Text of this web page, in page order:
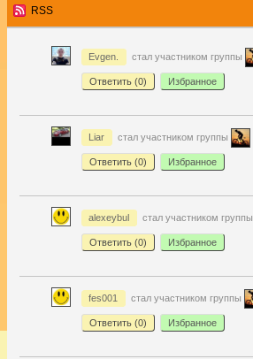
RSS
Evgen. стал участником группы
Ответить (0) Избранное
Liar стал участником группы
Ответить (0) Избранное
alexeybul стал участником группы
Ответить (0) Избранное
fes001 стал участником группы
Ответить (0) Избранное